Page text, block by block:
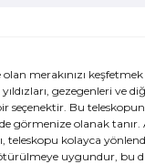
merakınızı
gezegenleri ve
seçenektir. Bu
görmenize olanak
kolayca
uygundur, bu